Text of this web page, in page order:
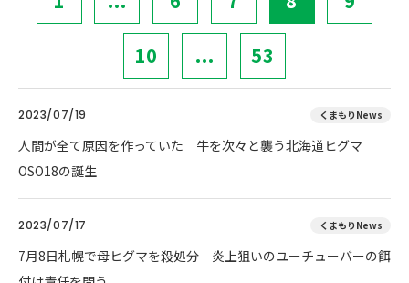
10 ... 53
2023/07/19 くまもりNews
人間が全て原因を作っていた 牛を次々と襲う北海道ヒグマ
OSO18の誕生
2023/07/17 くまもりNews
7月8日札幌で母ヒグマを殺処分 炎上狙いのユーチューバーの餌